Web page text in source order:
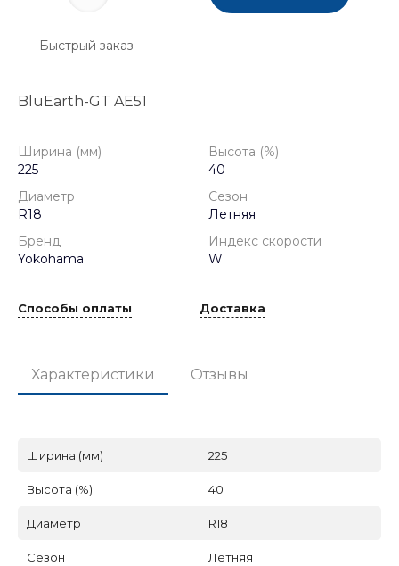
Быстрый заказ
BluEarth-GT AE51
Ширина (мм)
225
Высота (%)
40
Диаметр
R18
Сезон
Летняя
Бренд
Yokohama
Индекс скорости
W
Способы оплаты Доставка
Характеристики Отзывы
Ширина (мм) 225
Высота (%) 40
Диаметр R18
Сезон Летняя